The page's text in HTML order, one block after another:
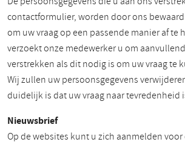
contactformulier, worden door ons
om uw vraag op een passende manier af te
verzoekt onze medewerker u om
verstrekken als dit nodig is om uw vraag te
Wij zullen uw persoonsgegevens
duidelijk is dat uw vraag naar tevredenheid
Nieuwsbrief
Op de websites kunt u zich aanmelden